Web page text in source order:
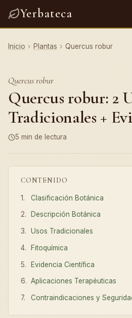
Yerbateca
Inicio › Plantas › Quercus robur
Quercus robur
Quercus robur: 2
Tradicionales +
5 min de lectura
CONTENIDO
Clasificación Botánica
Descripción Botánica
Usos Tradicionales
Fitoquímica
Evidencia Científica
Aplicaciones Terapéuticas
Contraindicaciones y